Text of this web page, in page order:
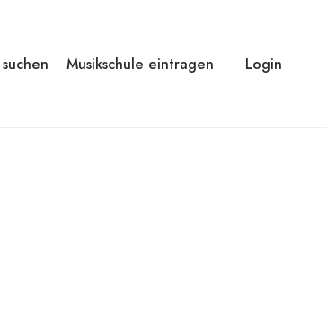
Musikschule eintragen Login